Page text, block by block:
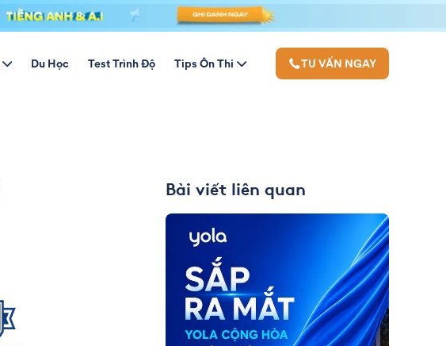
Du Học Test Trình Độ Tips Ôn Thi TƯ VẤN NGAY
Bài viết liên quan